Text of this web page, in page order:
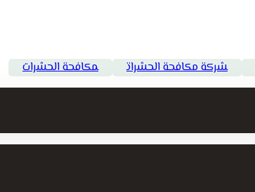
شركة مكافحة الحشرات مكافحة الحشرات